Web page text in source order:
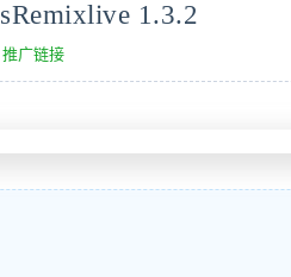
1.3.2
推广链接